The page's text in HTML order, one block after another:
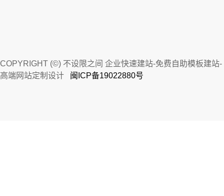
COPYRIGHT (©) 不设限之间 企业快速建站-免费自助模板建站-
高端网站定制设计
闽ICP备19022880号